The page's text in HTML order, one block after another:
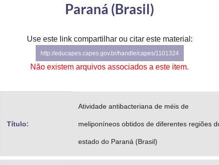
Paraná (Brasil)
Use este link compartilhar ou citar este material:
http://educapes.capes.gov.br/handle/capes/1101324
Não existem arquivos associados a este item.
Título:
Atividade antibacteriana de méis de
meliponíneos obtidos de diferentes regiões
estado do Paraná (Brasil)